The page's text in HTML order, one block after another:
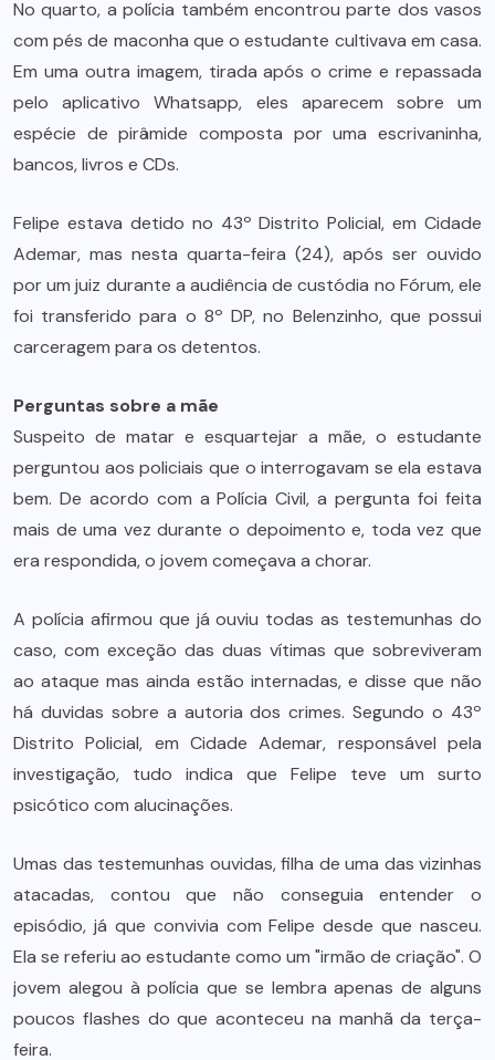
No quarto, a polícia também encontrou parte dos vasos
com pés de maconha que o estudante cultivava em casa.
Em uma outra imagem, tirada após o crime e repassada
pelo aplicativo Whatsapp, eles aparecem sobre um
espécie de pirâmide composta por uma escrivaninha,
bancos, livros e CDs.
Felipe estava detido no 43º Distrito Policial, em Cidade
Ademar, mas nesta quarta-feira (24), após ser ouvido
por um juiz durante a audiência de custódia no Fórum, ele
foi transferido para o 8º DP, no Belenzinho, que possui
carceragem para os detentos.
Perguntas sobre a mãe
Suspeito de matar e esquartejar a mãe, o estudante
perguntou aos policiais que o interrogavam se ela estava
bem. De acordo com a Polícia Civil, a pergunta foi feita
mais de uma vez durante o depoimento e, toda vez que
era respondida, o jovem começava a chorar.
A polícia afirmou que já ouviu todas as testemunhas do
caso, com exceção das duas vítimas que sobreviveram
ao ataque mas ainda estão internadas, e disse que não
há duvidas sobre a autoria dos crimes. Segundo o 43º
Distrito Policial, em Cidade Ademar, responsável pela
investigação, tudo indica que Felipe teve um surto
psicótico com alucinações.
Umas das testemunhas ouvidas, filha de uma das vizinhas
atacadas, contou que não conseguia entender o
episódio, já que convivia com Felipe desde que nasceu.
Ela se referiu ao estudante como um "irmão de criação". O
jovem alegou à polícia que se lembra apenas de alguns
poucos flashes do que aconteceu na manhã da terça-
feira.